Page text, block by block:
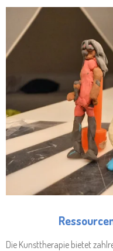
Die Kunsttherapie bietet